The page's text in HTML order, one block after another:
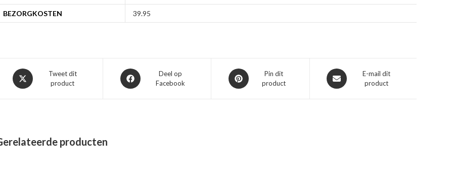
BEZORGKOSTEN 39.95
Opent
in
Tweet dit
product
Opent
in
Deel op
Facebook
Opent
in
Pin dit
product
Opent
in
E-mail dit
product
producten